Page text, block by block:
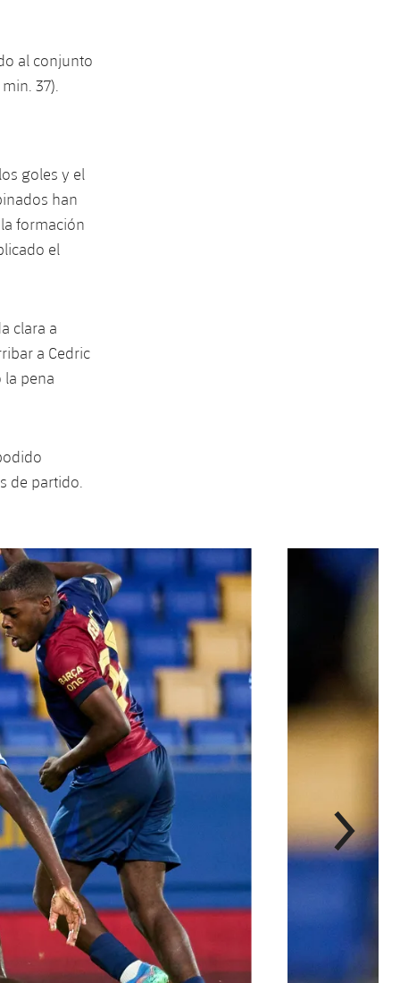
al conjunto
37).
goles y el
han
formación
el
clara a
a Cedric
la pena
de partido.